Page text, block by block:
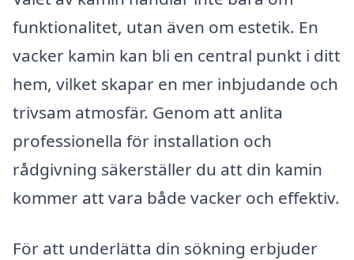
funktionalitet, utan även om estetik. En
vacker kamin kan bli en central punkt i ditt
hem, vilket skapar en mer inbjudande och
trivsam atmosfär. Genom att anlita
professionella för installation och
rådgivning säkerställer du att din kamin
kommer att vara både vacker och effektiv.
För att underlätta din sökning erbjuder